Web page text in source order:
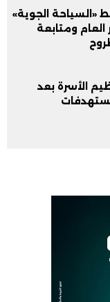
«السياحة الجوية»
ومتابعة
الأسرة بعد